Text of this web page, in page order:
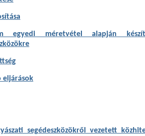
egyedi méretvétel alapján
eljárások
segédeszközökről vezetett